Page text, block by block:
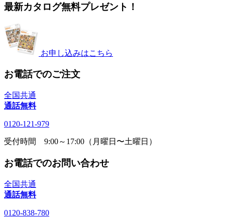
最新カタログ無料プレゼント！
お申し込みはこちら
お電話でのご注文
全国共通
通話無料
0120-121-979
受付時間 9:00～17:00（月曜日〜土曜日）
お電話でのお問い合わせ
全国共通
通話無料
0120-838-780